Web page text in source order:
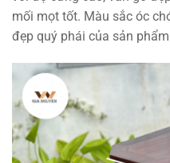
mối mọt tốt. Màu sắc óc
đẹp quý phái của sản